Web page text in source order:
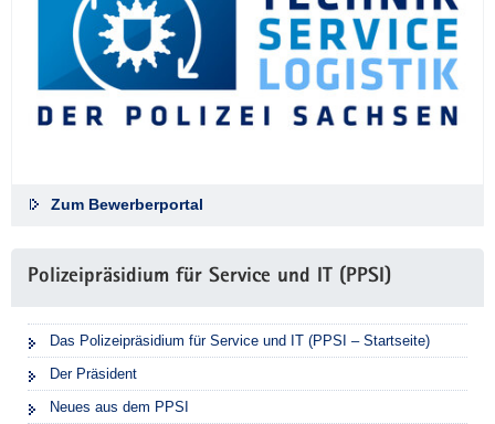
Zum Bewerberportal
Polizeipräsidium für Service und IT (PPSI)
Das Polizeipräsidium für Service und IT (PPSI – Startseite)
Der Präsident
Neues aus dem PPSI